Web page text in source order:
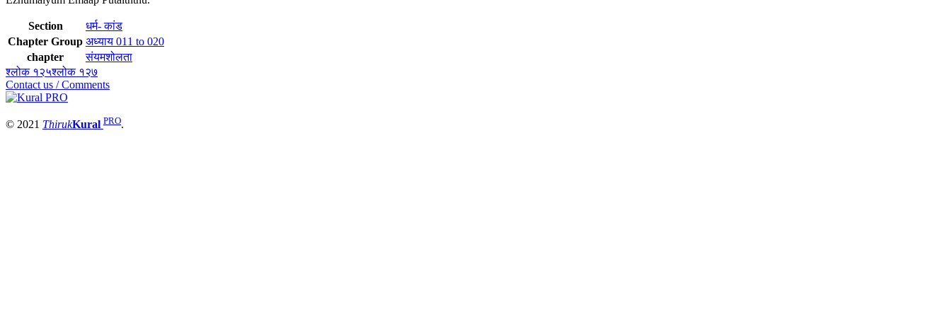
Section
धर्म- कांड
Chapter Group अध्याय 011 to 020
chapter
संयमशोलता
श्लोक १२५श्लोक १२७
Contact us / Comments
© 2021 ThirukKural PRO.